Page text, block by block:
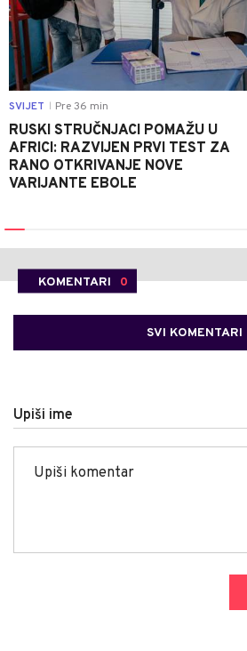
SVIJET Pre 36 min
RUSKI STRUČNJACI POMAŽU U
AFRICI: RAZVIJEN PRVI TEST ZA
RANO OTKRIVANJE NOVE
VARIJANTE EBOLE
KOMENTARI 0
SVI KOMENTARI
Upiši ime